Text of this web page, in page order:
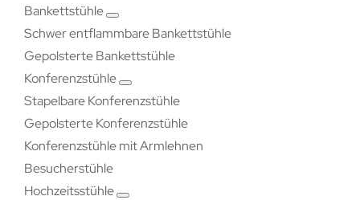
Bankettstühle
Schwer entflammbare Bankettstühle
Gepolsterte Bankettstühle
Konferenzstühle
Stapelbare Konferenzstühle
Gepolsterte Konferenzstühle
Konferenzstühle mit Armlehnen
Besucherstühle
Hochzeitsstühle